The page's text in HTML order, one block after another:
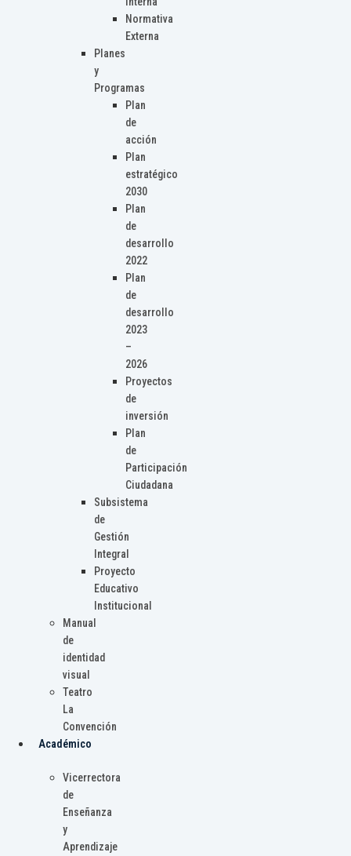
Normativa
Externa
Planes
y
Programas
Plan
de
acción
Plan
estratégico
2030
Plan
de
desarrollo
2022
Plan
de
desarrollo
2023
–
2026
Proyectos
de
inversión
Plan
de
Participación
Ciudadana
Subsistema
de
Gestión
Integral
Proyecto
Educativo
Institucional
Manual
de
identidad
visual
Teatro
La
Convención
Académico
Vicerrectora
de
Enseñanza
y
Aprendizaje